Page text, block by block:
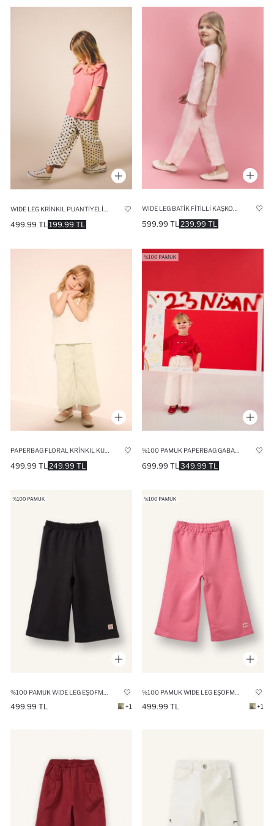
199.99 TL
499.99 TL 239.99 TL
599.99 TL
249.99 TL
499.99 TL 349.99 TL
699.99 TL
499.99 TL +1 499.99 TL +1